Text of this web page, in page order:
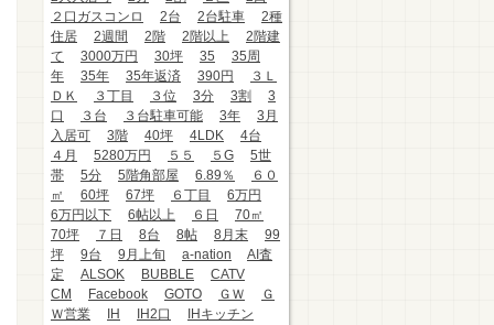
２口ガスコンロ
2台 2台駐車
2種
住居
2週間 2階 2階以上
2階建
て
3000万円 30坪 35
35周
年
35年 35年返済 390円
３Ｌ
ＤＫ
３丁目 ３位 3分 3割
3
口
３台 ３台駐車可能 3年
3月
入居可
3階 40坪 4LDK
4台
４月
5280万円 ５５ ５G
5世
帯
5分 5階角部屋 6.89％
６０
㎡
60坪 67坪 ６丁目
6万円
6万円以下
6帖以上 ６日
70㎡
70坪
７日 8台 8帖 8月末
99
坪
9台 9月上旬 a-nation
AI査
定
ALSOK BUBBLE
CATV
CM
Facebook GOTO ＧＷ
Ｇ
Ｗ営業
IH IH2口
IHキッチン